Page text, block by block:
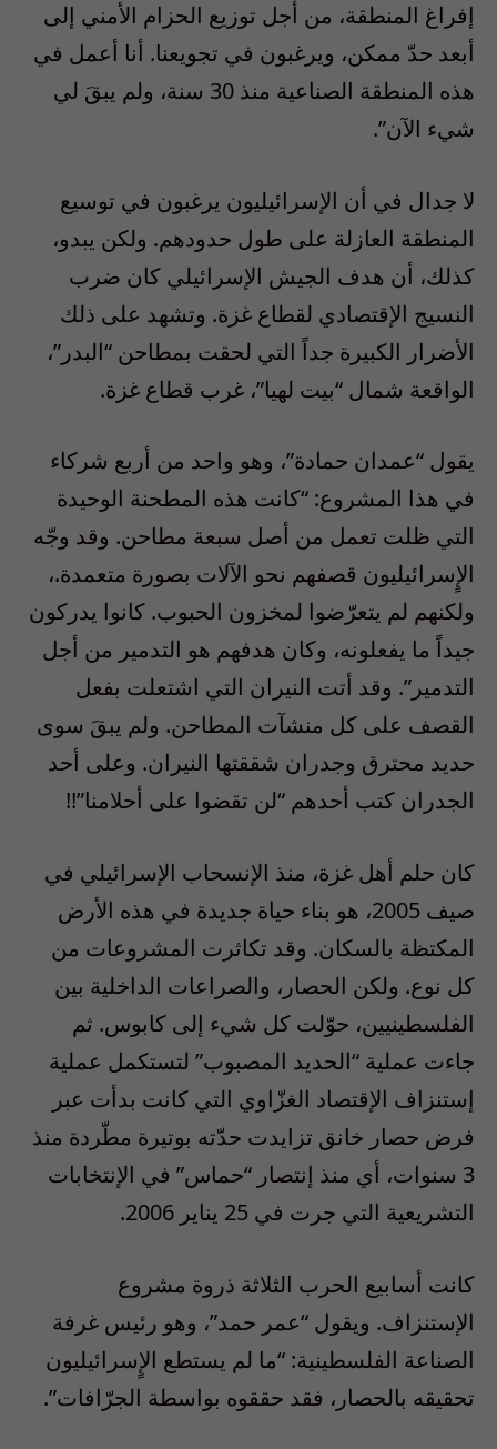
إفراغ المنطقة، من أجل توزيع الحزام الأمني إلى
أبعد حدّ ممكن، ويرغبون في تجويعنا. أنا أعمل في
هذه المنطقة الصناعية منذ 30 سنة، ولم يبقَ لي
شيء الآن”.
لا جدال في أن الإسرائيليون يرغبون في توسيع
المنطقة العازلة على طول حدودهم. ولكن يبدو،
كذلك، أن هدف الجيش الإسرائيلي كان ضرب
النسيج الإقتصادي لقطاع غزة. وتشهد على ذلك
الأضرار الكبيرة جداً التي لحقت بمطاحن “البدر”،
الواقعة شمال “بيت لهيا”، غرب قطاع غزة.
يقول “عمدان حمادة”، وهو واحد من أربع شركاء
في هذا المشروع: “كانت هذه المطحنة الوحيدة
التي ظلت تعمل من أصل سبعة مطاحن. وقد وجّه
الإٍسرائيليون قصفهم نحو الآلات بصورة متعمدة.،
ولكنهم لم يتعرّضوا لمخزون الحبوب. كانوا يدركون
جيداً ما يفعلونه، وكان هدفهم هو التدمير من أجل
التدمير”. وقد أتت النيران التي اشتعلت بفعل
القصف على كل منشآت المطاحن. ولم يبقَ سوى
حديد محترق وجدران شققتها النيران. وعلى أحد
الجدران كتب أحدهم “لن تقضوا على أحلامنا”!!
كان حلم أهل غزة، منذ الإنسحاب الإسرائيلي في
صيف 2005، هو بناء حياة جديدة في هذه الأرض
المكتظة بالسكان. وقد تكاثرت المشروعات من
كل نوع. ولكن الحصار، والصراعات الداخلية بين
الفلسطينيين، حوّلت كل شيء إلى كابوس. ثم
جاءت عملية “الحديد المصبوب” لتستكمل عملية
إستنزاف الإقتصاد الغزّاوي التي كانت بدأت عبر
فرض حصار خانق تزايدت حدّته بوتيرة مطّردة منذ
3 سنوات، أي منذ إنتصار “حماس” في الإنتخابات
التشريعية التي جرت في 25 يناير 2006.
كانت أسابيع الحرب الثلاثة ذروة مشروع
الإستنزاف. ويقول “عمر حمد”، وهو رئيس غرفة
الصناعة الفلسطينية: “ما لم يستطع الإٍسرائيليون
تحقيقه بالحصار، فقد حققوه بواسطة الجرّافات”.